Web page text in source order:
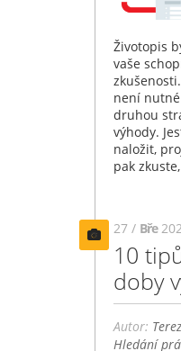
Životopis
vaše
není
druhou
výhody.
naložit,
pak
27 / Bře
10
doby
Autor:
Hledání